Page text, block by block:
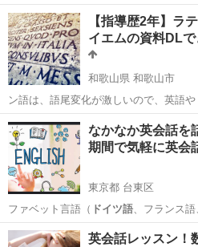
ます… ている言語は実はドイツ語だと
語資格検定試験に向…
東京 目黒区 イタリア語
【指導歴2年】ラ
イエムの資料DL
和歌山県 和歌山市
ン語は、語尾変化が激しいので、英語や
最初戸惑うと思いま…
和歌山 和歌山市 その他 ラテ
なかなか英会話を
期間で気軽に英会
東京都 台東区
ファベット言語（ ドイツ語、フランス
ツ語、英語、フランス…
東京 台東区 英会話 レッスン
英会話レッスン！